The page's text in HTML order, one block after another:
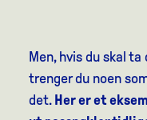
Men, hvis du skal
trenger du noen
det. Her er et